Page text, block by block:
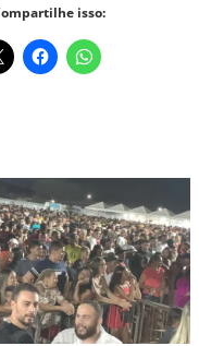
Compartilhe isso: